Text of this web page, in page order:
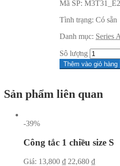
Mã SP:
Tình trạng: Có sẵn
Danh mục: Series
Sô lượng
Thêm vào giỏ hàng
Sản phẩm liên quan
-39%
Công tắc 1 chiều size S
Giá: 13,800 ₫ 22,680 ₫